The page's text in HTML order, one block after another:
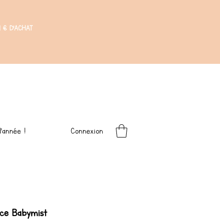
D'ACHAT
! Connexion
Babymist